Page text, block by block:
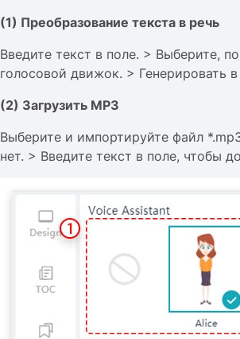
(1) Преобразование текста в речь
Введите текст в поле. > Выберите,
голосовой движок. > Генерировать
(2) Загрузить MP3
Выберите и импортируйте файл
нет. > Введите текст в поле, чтобы